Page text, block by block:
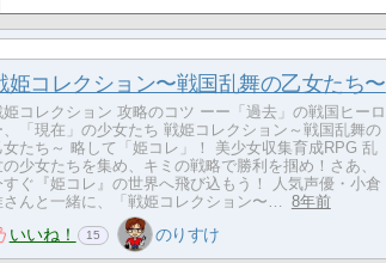
姫コレクション〜戦国乱舞の乙女たち〜
姫コレクション 攻略のコツ ーー「過去」の戦国ヒーロ
、「現在」の少女たち 戦姫コレクション～戦国乱舞の
女たち～ 略して「姫コレ」！ 美少女収集育成RPG 乱
の少女たちを集め、キミの戦略で勝利を掴め！さあ、
すぐ『姫コレ』の世界へ飛び込もう！ 人気声優・小倉
さんと一緒に、「戦姫コレクション〜… 8年前
いいね！ 15 のりすけ